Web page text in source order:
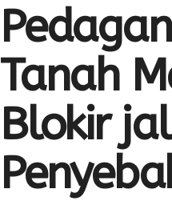
Tanah
Blokir